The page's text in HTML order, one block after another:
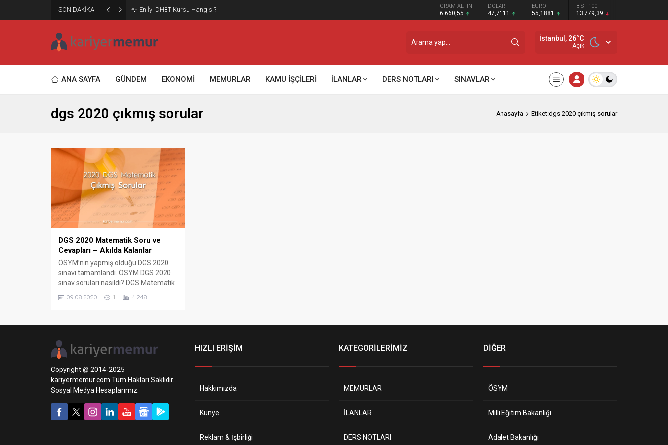
SON DAKİKA En İyi DHBT Kursu Hangisi? GRAM ALTIN
6.660,55
DOLAR
47,7111
EURO
55,1881
BIST 100
13.779,39
İstanbul, 26°C
Açık
ANA SAYFA GÜNDEM EKONOMİ MEMURLAR KAMU İŞÇİLERİ İLANLAR DERS NOTLARI SINAVLAR
dgs 2020 çıkmış sorular Anasayfa Etiket:dgs 2020 çıkmış sorular
DGS 2020 Matematik Soru ve
Cevapları – Akılda Kalanlar
ÖSYM’nin yapmış olduğu DGS 2020
sınavı tamamlandı. ÖSYM DGS 2020
sınav soruları nasıldı? DGS Matematik
kişilerin aklında kaldığı kadarıyla
3- Bisiklet Sorusu 8:45 4- Rasyonel
Sorusu 2 5- Yaş...
09.08.2020 1 4.248
Copyright @ 2014-2025
kariyermemur.com Tüm Hakları Saklıdır.
Sosyal Medya Hesaplarımız:
HIZLI ERİŞİM
Hakkımızda
Künye
Reklam & İşbirliği
KATEGORİLERİMİZ
MEMURLAR
İLANLAR
DERS NOTLARI
DİĞER
ÖSYM
Milli Eğitim Bakanlığı
Adalet Bakanlığı